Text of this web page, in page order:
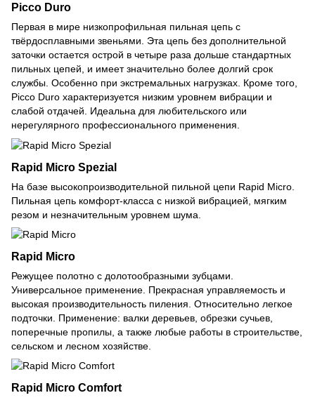
Picco Duro
Первая в мире низкопрофильная пильная цепь с
твёрдосплавными звеньями. Эта цепь без дополнительной
заточки остается острой в четыре раза дольше стандартных
пильных цепей, и имеет значительно более долгий срок
службы. Особенно при экстремальных нагрузках. Кроме того,
Picco Duro характеризуется низким уровнем вибрации и
слабой отдачей. Идеальна для любительского или
нерегулярного профессионального применения.
Rapid Micro Spezial
На базе высокопроизводительной пильной цепи Rapid Micro.
Пильная цепь комфорт-класса с низкой вибрацией, мягким
резом и незначительным уровнем шума.
Rapid Micro
Режущее полотно с долотообразными зубцами.
Универсальное применение. Прекрасная управляемость и
высокая производительность пиления. Относительно легкое
подточки. Применение: валки деревьев, обрезки сучьев,
поперечные пропилы, а также любые работы в строительстве,
сельском и лесном хозяйстве.
Rapid Micro Comfort